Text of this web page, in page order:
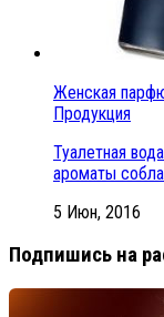
Женская
Продукция
Туалетная
ароматы
5 Июн, 2016
Подпишись на